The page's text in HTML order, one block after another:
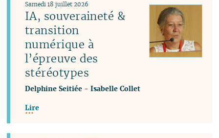
IA, souveraineté &
transition
numérique à
l’épreuve des
stéréotypes
Samedi 18 juillet 2026
Delphine Seitiée -Isabelle Collet
Lire